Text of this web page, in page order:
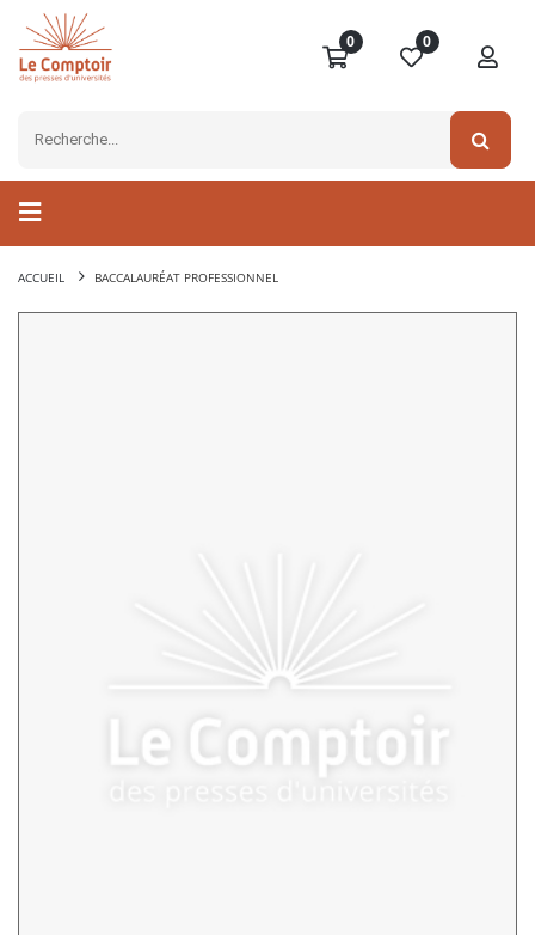
0 0
ACCUEIL BACCALAURÉAT PROFESSIONNEL